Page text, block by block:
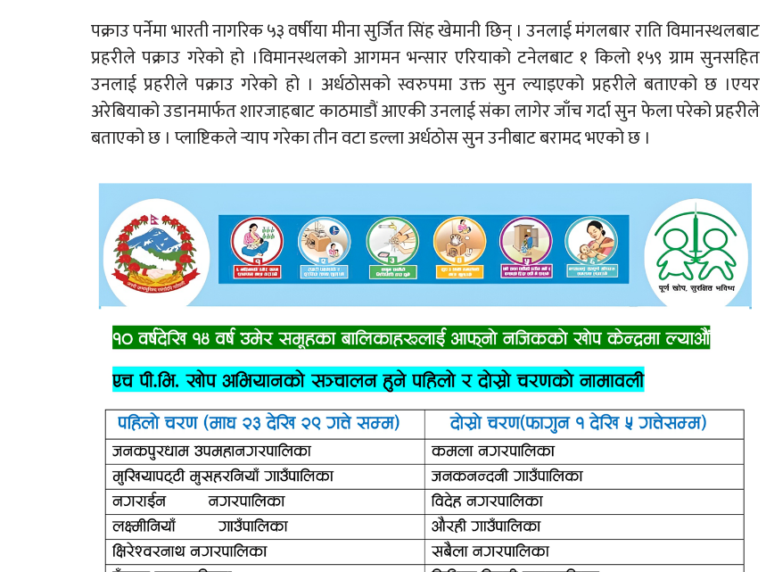
पक्राउ पर्नेमा भारती नागरिक ५३ वर्षीया मीना सुर्जित सिंह खेमानी छिन् । उनलाई मंगलबार राति विमानस्थलबाट
प्रहरीले पक्राउ गरेको हो ।विमानस्थलको आगमन भन्सार एरियाको टनेलबाट १ किलो १५९ ग्राम सुनसहित
उनलाई प्रहरीले पक्राउ गरेको हो । अर्धठोसको स्वरुपमा उक्त सुन ल्याइएको प्रहरीले बताएको छ ।एयर
अरेबियाको उडानमार्फत शारजाहबाट काठमाडौं आएकी उनलाई संका लागेर जाँच गर्दा सुन फेला परेको प्रहरीले
बताएको छ । प्लाष्टिकले र्‍याप गरेका तीन वटा डल्ला अर्धठोस सुन उनीबाट बरामद भएको छ ।